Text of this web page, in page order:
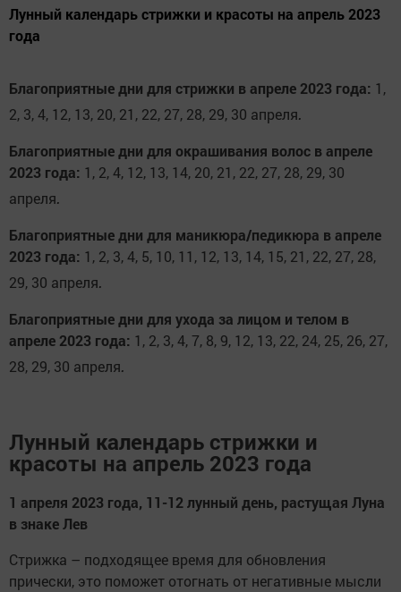
Лунный календарь стрижки и красоты на апрель 2023
года
Благоприятные дни для стрижки в апреле 2023 года: 1,
2, 3, 4, 12, 13, 20, 21, 22, 27, 28, 29, 30 апреля.
Благоприятные дни для окрашивания волос в апреле
2023 года: 1, 2, 4, 12, 13, 14, 20, 21, 22, 27, 28, 29, 30
апреля.
Благоприятные дни для маникюра/педикюра в апреле
2023 года: 1, 2, 3, 4, 5, 10, 11, 12, 13, 14, 15, 21, 22, 27, 28,
29, 30 апреля.
Благоприятные дни для ухода за лицом и телом в
апреле 2023 года: 1, 2, 3, 4, 7, 8, 9, 12, 13, 22, 24, 25, 26, 27,
28, 29, 30 апреля.
Лунный календарь стрижки и
красоты на апрель 2023 года
1 апреля 2023 года, 11-12 лунный день, растущая Луна
в знаке Лев
Стрижка – подходящее время для обновления
прически, это поможет отогнать от негативные мысли